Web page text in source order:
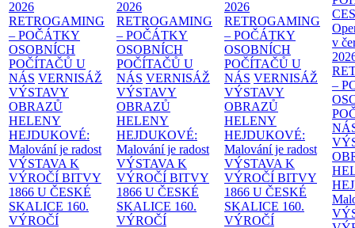
2026
RETROGAMING
– POČÁTKY
OSOBNÍCH
POČÍTAČŮ U
NÁS VERNISÁŽ
VÝSTAVY
OBRAZŮ
HELENY
HEJDUKOVÉ:
Malování je radost
VÝSTAVA K
VÝROČÍ BITVY
1866 U ČESKÉ
SKALICE 160.
VÝROČÍ
2026
RETROGAMING
– POČÁTKY
OSOBNÍCH
POČÍTAČŮ U
NÁS VERNISÁŽ
VÝSTAVY
OBRAZŮ
HELENY
HEJDUKOVÉ:
Malování je radost
VÝSTAVA K
VÝROČÍ BITVY
1866 U ČESKÉ
SKALICE 160.
VÝROČÍ
2026
RETROGAMING
– POČÁTKY
OSOBNÍCH
POČÍTAČŮ U
NÁS VERNISÁŽ
VÝSTAVY
OBRAZŮ
HELENY
HEJDUKOVÉ:
Malování je radost
VÝSTAVA K
VÝROČÍ BITVY
1866 U ČESKÉ
SKALICE 160.
VÝROČÍ
v
–